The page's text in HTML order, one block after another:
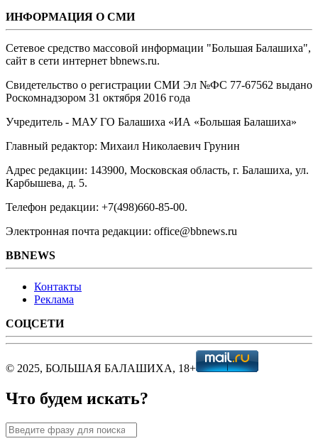
ИНФОРМАЦИЯ О СМИ
Сетевое средство массовой информации "Большая Балашиха",
сайт в сети интернет bbnews.ru.
Свидетельство о регистрации СМИ Эл №ФС ‎77-67562 выдано
Роскомнадзором 31 октября 2016 года
Учредитель - МАУ ГО Балашиха «ИА «Большая Балашиха»
Главный редактор: Михаил Николаевич Грунин
Адрес редакции: 143900, Московская область, г. Балашиха, ул.
Карбышева, д. 5.
Телефон редакции: +7(498)660-85-00.
Электронная почта редакции: office@bbnews.ru
BBNEWS
Контакты
Реклама
СОЦСЕТИ
© 2025, БОЛЬШАЯ БАЛАШИХА, 18+
Что будем искать?